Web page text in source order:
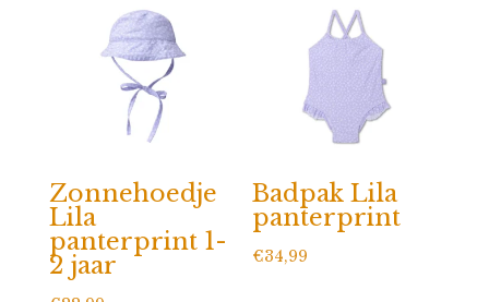
Zonnehoedje
Lila
panterprint 1-
2 jaar
Badpak Lila
panterprint
€34,99